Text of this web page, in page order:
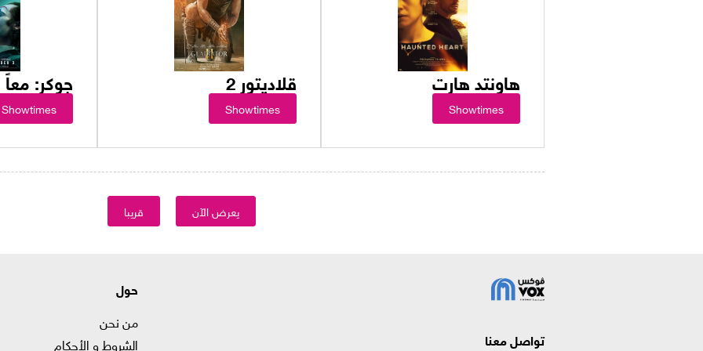
هاونتد هارت
Showtimes
قلاديتور 2
Showtimes
جوكر:
Showtimes
يعرض الآن قريبا
تواصل معنا
حول
من نحن
الشروط و الأحكام